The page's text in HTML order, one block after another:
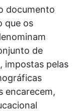
documento
que os
de
impostas pelas
encarecem,